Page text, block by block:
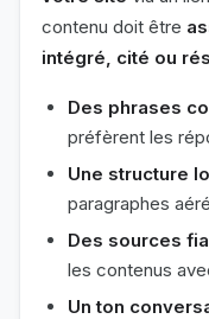
contenu doit être
intégré, cité ou
Des phrases
préfèrent les
Une structure
paragraphes
Des sources
les contenus
Un ton